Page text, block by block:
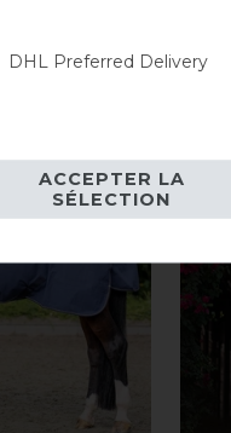
DHL Preferred Delivery
ACCEPTER LA
SÉLECTION